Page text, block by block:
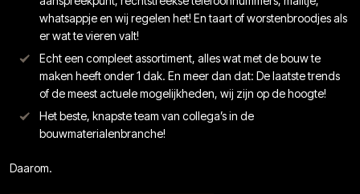
whatsappje en wij regelen het! En taart of worstenbroodjes als
er wat te vieren valt!
Echt een compleet assortiment, alles wat met de bouw te
maken heeft onder 1 dak. En meer dan dat: De laatste trends
of de meest actuele mogelijkheden, wij zijn op de hoogte!
Het beste, knapste team van collega’s in de
bouwmaterialenbranche!
Daarom.